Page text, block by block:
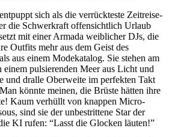
sich als die verrückteste Zeitreise-
die Schwerkraft offensichtlich Urlaub
mit einer Armada weiblicher DJs, die
Outfits mehr aus dem Geist des
aus einem Modekatalog. Sie stehen am
pulsierenden Meer aus Licht und
und dralle Oberweite im perfekten Takt
könnte meinen, die Brüste hätten ihre
Kaum verhüllt von knappen Micro-
sind sie der unbestrittene Star der
KI rufen: “Lasst die Glocken läuten!”